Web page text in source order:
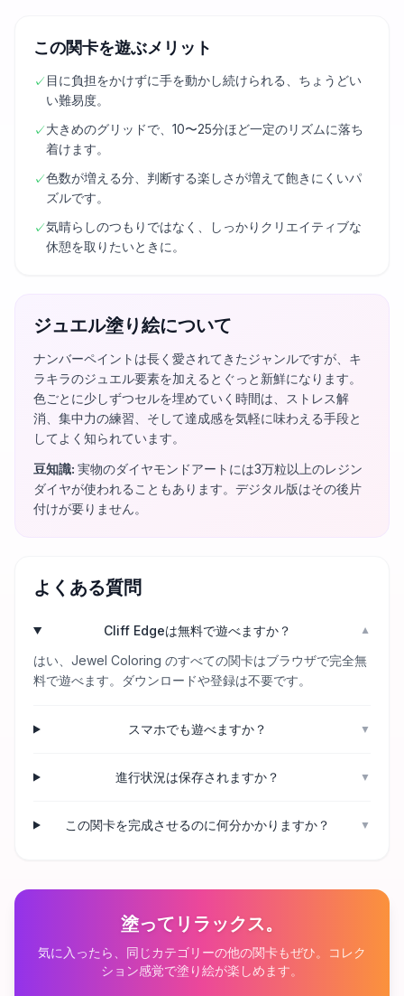
この関卡を遊ぶメリット
✓ 目に負担をかけずに手を動かし続けられる、ちょうどい
い難易度。
✓大きめのグリッドで、10〜25分ほど一定のリズムに落ち
着けます。
✓色数が増える分、判断する楽しさが増えて飽きにくいパ
ズルです。
✓気晴らしのつもりではなく、しっかりクリエイティブな
休憩を取りたいときに。
ジュエル塗り絵について
ナンバーペイントは長く愛されてきたジャンルですが、キ
ラキラのジュエル要素を加えるとぐっと新鮮になります。
色ごとに少しずつセルを埋めていく時間は、ストレス解
消、集中力の練習、そして達成感を気軽に味わえる手段と
してよく知られています。
豆知識: 実物のダイヤモンドアートには3万粒以上のレジン
ダイヤが使われることもあります。デジタル版はその後片
付けが要りません。
よくある質問
Cliff Edgeは無料で遊べますか？ ▼
はい、Jewel Coloring のすべての関卡はブラウザで完全無
料で遊べます。ダウンロードや登録は不要です。
スマホでも遊べますか？ ▼
進行状況は保存されますか？ ▼
この関卡を完成させるのに何分かかりますか？ ▼
塗ってリラックス。
気に入ったら、同じカテゴリーの他の関卡もぜひ。コレク
ション感覚で塗り絵が楽しめます。